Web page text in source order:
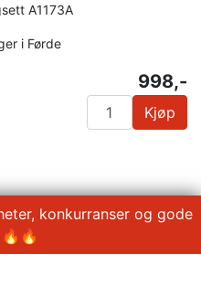
A1173A
i Førde
998,-
Kjøp
konkurranser og gode